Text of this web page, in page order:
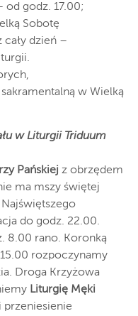
od godz. 17.00;
Sobotę
cały dzień –
w Wielką
w Liturgii Triduum
Pańskiej z obrzędem
ma mszy świętej
do godz. 22.00.
8.00 rano. Koronką
rozpoczynamy
Droga Krzyżowa
Liturgię Męki
przeniesienie